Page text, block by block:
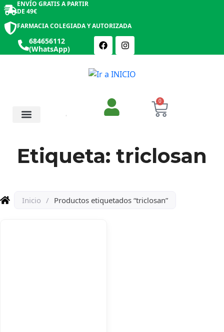
ENVÍO GRATIS A PARTIR
DE 49€
FARMACIA COLEGIADA Y AUTORIZADA
684656112
(WhatsApp)
0
Etiqueta: triclosan
Inicio / Productos etiquetados “triclosan”